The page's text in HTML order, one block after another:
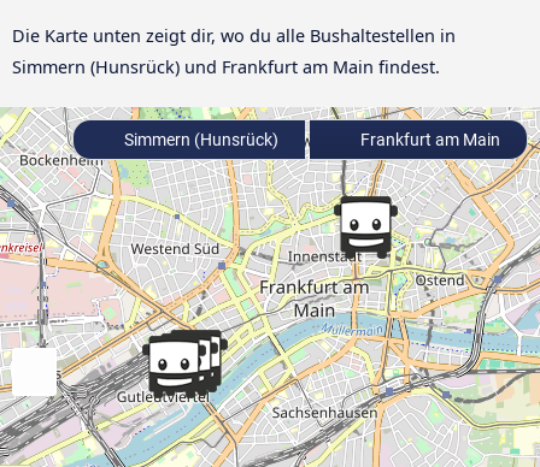
Die Karte unten zeigt dir, wo du alle Bushaltestellen in
Simmern (Hunsrück) und Frankfurt am Main findest.
Simmern (Hunsrück) Frankfurt am Main